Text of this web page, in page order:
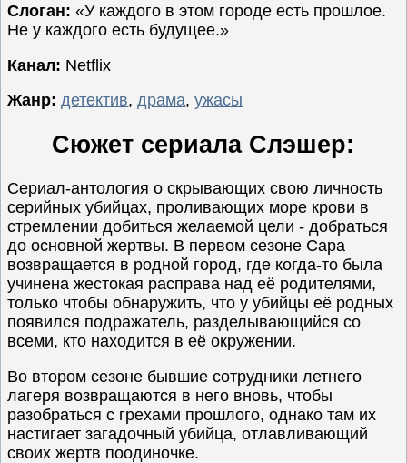
Ожидаемые
кино
Слоган: «У каждого в этом городе есть прошлое.
Не у каждого есть будущее.»
Канал: Netflix
Жанр: детектив,драма,ужасы
Сюжет сериала Слэшер:
Сериал-антология о скрывающих свою личность
серийных убийцах, проливающих море крови в
стремлении добиться желаемой цели - добраться
до основной жертвы. В первом сезоне Сара
возвращается в родной город, где когда-то была
учинена жестокая расправа над её родителями,
только чтобы обнаружить, что у убийцы её родных
появился подражатель, разделывающийся со
всеми, кто находится в её окружении.
Во втором сезоне бывшие сотрудники летнего
лагеря возвращаются в него вновь, чтобы
разобраться с грехами прошлого, однако там их
настигает загадочный убийца, отлавливающий
своих жертв поодиночке.